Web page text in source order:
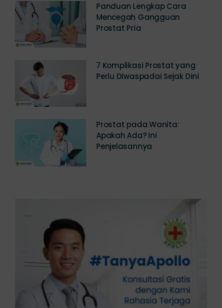
Mencegah Gangguan
Prostat Pria
Perlu Diwaspadai Sejak Dini
Apakah Ada? Ini
Penjelasannya